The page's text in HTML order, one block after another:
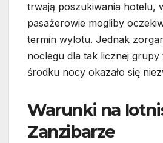
trwają poszukiwania hotelu,
pasażerowie mogliby
termin wylotu. Jednak
noclegu dla tak licznej
środku nocy okazało się
Warunki na
Zanzibarze